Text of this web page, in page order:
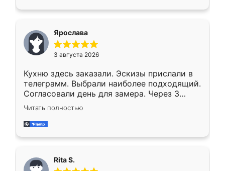
Ярослава
3 августа 2026
Кухню здесь заказали. Эскизы прислали в
телеграмм. Выбрали наиболее подходящий.
Согласовали день для замера. Через 3
недели кухня была уже готова. Остались
довольны работой. Спасибо Ренессанс
мебель за качественную работу!
Читать полностью
Rita S.